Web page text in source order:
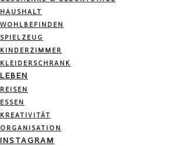
HAUSHALT
WOHLBEFINDEN
SPIELZEUG
KINDERZIMMER
KLEIDERSCHRANK
LEBEN
REISEN
ESSEN
KREATIVITÄT
ORGANISATION
INSTAGRAM